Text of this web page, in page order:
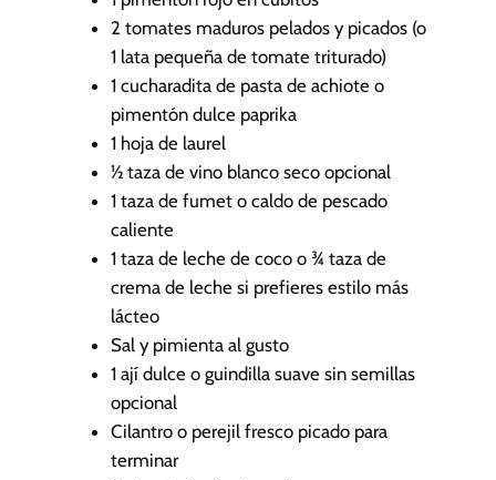
2 tomates maduros pelados y picados (o
1 lata pequeña de tomate triturado)
1 cucharadita de pasta de achiote o
pimentón dulce paprika
1 hoja de laurel
½ taza de vino blanco seco opcional
1 taza de fumet o caldo de pescado
caliente
1 taza de leche de coco o ¾ taza de
crema de leche si prefieres estilo más
lácteo
Sal y pimienta al gusto
1 ají dulce o guindilla suave sin semillas
opcional
Cilantro o perejil fresco picado para
terminar